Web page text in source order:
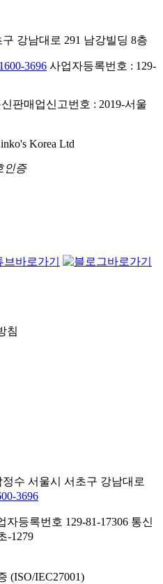
강남대로 291 남강빌딩 8층
1600-3696 사업자등록번호 : 129-
판매업신고번호 : 2019-서울
Korea Ltd
인증
침
정수 서울시 서초구 강남대로
3696
자등록번호 129-81-17306 통신
-1279